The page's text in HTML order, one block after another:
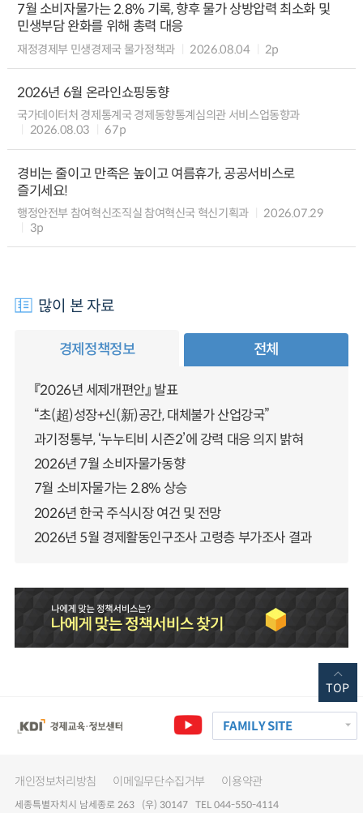
7월 소비자물가는 2.8% 기록, 향후 물가 상방압력 최소화 및
민생부담 완화를 위해 총력 대응
재정경제부 민생경제국 물가정책과 2026.08.04 2p
2026년 6월 온라인쇼핑동향
국가데이터처 경제통계국 경제동향통계심의관 서비스업동향과
2026.08.03
67p
경비는 줄이고 만족은 높이고 여름휴가, 공공서비스로
즐기세요!
행정안전부 참여혁신조직실 참여혁신국 혁신기획과
2026.07.29
3p
많이 본 자료
경제정책정보 전체
『2026년 세제개편안』 발표
“초(超)성장+신(新)공간, 대체불가 산업강국”
과기정통부, ‘누누티비 시즌2’에 강력 대응 의지 밝혀
2026년 7월 소비자물가동향
7월 소비자물가는 2.8% 상승
2026년 한국 주식시장 여건 및 전망
2026년 5월 경제활동인구조사 고령층 부가조사 결과
FAMILY SITE
개인정보처리방침 이메일무단수집거부 이용약관
세종특별자치시 남세종로 263 (우) 30147 TEL 044-550-4114
TOP